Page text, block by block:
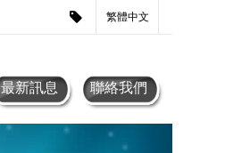
繁體中文
最新訊息 聯絡我們